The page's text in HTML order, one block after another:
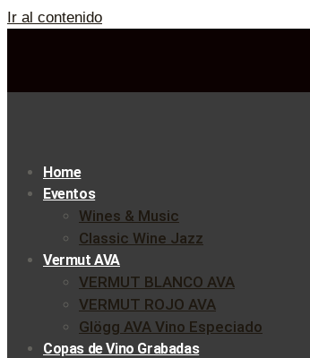
Ir al contenido
Home
Eventos
Wines & Music
Classic Wine Jazz
Vermut AVA
VERMUT BLANCO AVA
VERMUT ROJO AVA
Glögg AVA Vino Especiado
Copas de Vino Grabadas